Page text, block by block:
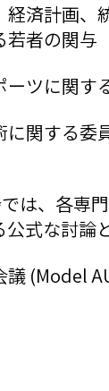
経済計画
若者の関与
ーツに関す
に関する委
は、各専
式な討論
議 (Model